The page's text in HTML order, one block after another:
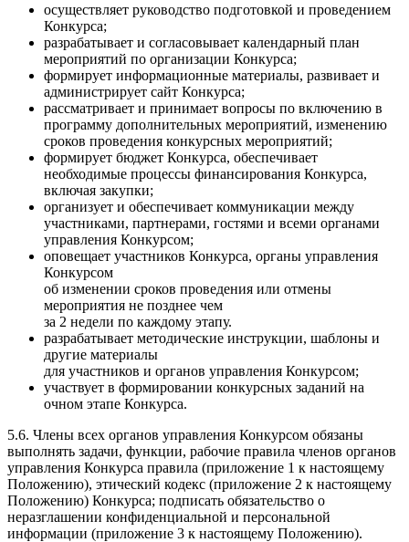
осуществляет руководство подготовкой и проведением
Конкурса;
разрабатывает и согласовывает календарный план
мероприятий по организации Конкурса;
формирует информационные материалы, развивает и
администрирует сайт Конкурса;
рассматривает и принимает вопросы по включению в
программу дополнительных мероприятий, изменению
сроков проведения конкурсных мероприятий;
формирует бюджет Конкурса, обеспечивает
необходимые процессы финансирования Конкурса,
включая закупки;
организует и обеспечивает коммуникации между
участниками, партнерами, гостями и всеми органами
управления Конкурсом;
оповещает участников Конкурса, органы управления
Конкурсом
об изменении сроков проведения или отмены
мероприятия не позднее чем
за 2 недели по каждому этапу.
разрабатывает методические инструкции, шаблоны и
другие материалы
для участников и органов управления Конкурсом;
участвует в формировании конкурсных заданий на
очном этапе Конкурса.
5.6. Члены всех органов управления Конкурсом обязаны
выполнять задачи, функции, рабочие правила членов органов
управления Конкурса правила (приложение 1 к настоящему
Положению), этический кодекс (приложение 2 к настоящему
Положению) Конкурса; подписать обязательство о
неразглашении конфиденциальной и персональной
информации (приложение 3 к настоящему Положению).